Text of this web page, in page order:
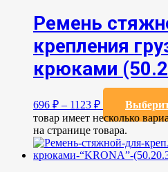
Ремень
крепления
крюками
696 ₽ – 1123 ₽
товар имеет несколько
на странице товара.